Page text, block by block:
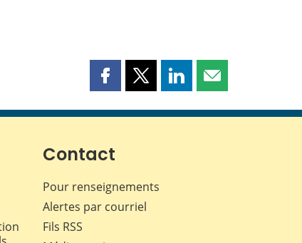
Partager
page
Facebook
Partager
page
Partager
page
Partager
page
Contact
Pour renseignements
Alertes par courriel
Fils RSS